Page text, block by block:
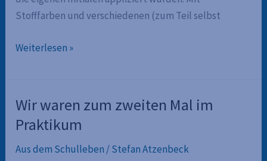
Stofffarben und verschiedenen (zum Teil selbst
Die
in
der
Schulküche
Weiterlesen »
Wir waren zum zweiten Mal im
Praktikum
Aus dem Schulleben /Stefan Atzenbeck